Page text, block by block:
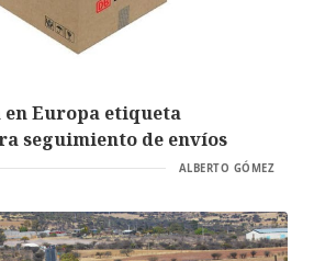
en Europa etiqueta
seguimiento de envíos
ALBERTO GÓMEZ